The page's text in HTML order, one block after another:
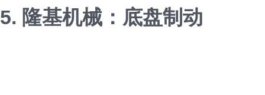
5. 隆基机械：底盘制动